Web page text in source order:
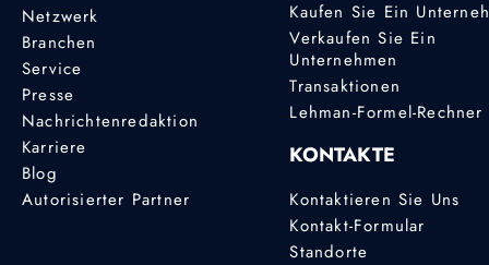
Netzwerk
Branchen
Service
Presse
Nachrichtenredaktion
Karriere
Blog
Autorisierter Partner
Kaufen Sie Ein
Verkaufen Sie Ein
Unternehmen
Transaktionen
Lehman-Formel-Rechner
KONTAKTE
Kontaktieren Sie Uns
Kontakt-Formular
Standorte